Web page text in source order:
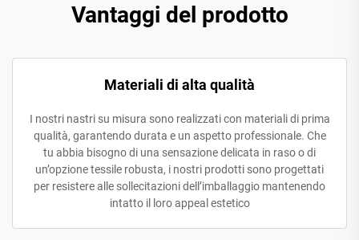
Vantaggi del prodotto
Materiali di alta qualità
I nostri nastri su misura sono realizzati con materiali di prima
qualità, garantendo durata e un aspetto professionale. Che
tu abbia bisogno di una sensazione delicata in raso o di
un’opzione tessile robusta, i nostri prodotti sono progettati
per resistere alle sollecitazioni dell’imballaggio mantenendo
intatto il loro appeal estetico